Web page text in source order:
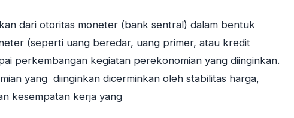
dari otoritas moneter (bank sentral) dalam bentuk
(seperti uang beredar, uang primer, atau kredit
perkembangan kegiatan perekonomian yang diinginkan.
yang diinginkan dicerminkan oleh stabilitas harga,
kesempatan kerja yang